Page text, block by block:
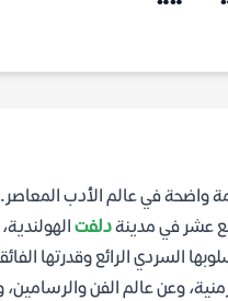
واضحة في عالم الأدب
عشر في مدينةدلفت
السردي الرائع وقدرتها
وعن عالم الفن